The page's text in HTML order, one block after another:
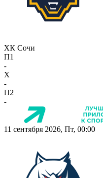
ХК Сочи
П1
-
X
-
П2
-
11 сентября 2026, Пт, 00:00